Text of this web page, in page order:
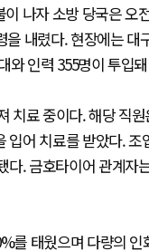
나자 소방 당국은 오
내렸다. 현장에는 대
와 인력 355명이 투입
치료 중이다. 해당 직
어 치료를 받았다.
. 금호타이어 관계자
를 태웠으며 다량의